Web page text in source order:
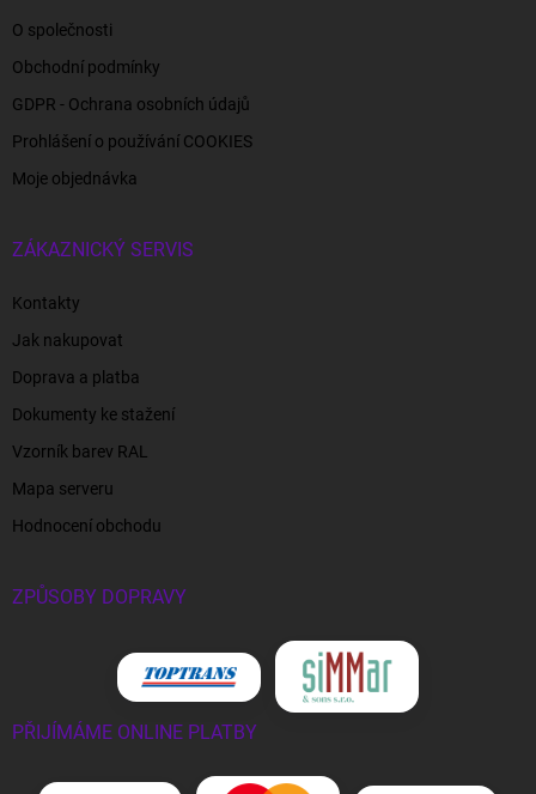
O společnosti
Obchodní podmínky
GDPR - Ochrana osobních údajů
Prohlášení o používání COOKIES
Moje objednávka
ZÁKAZNICKÝ SERVIS
Kontakty
Jak nakupovat
Doprava a platba
Dokumenty ke stažení
Vzorník barev RAL
Mapa serveru
Hodnocení obchodu
ZPŮSOBY DOPRAVY
PŘIJÍMÁME ONLINE PLATBY